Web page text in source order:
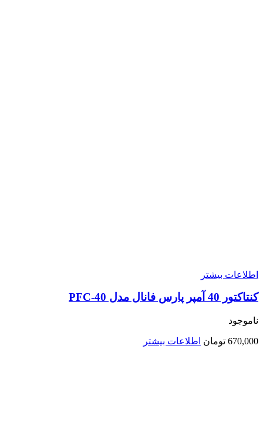
اطلاعات بیشتر
کنتاکتور 40 آمپر پارس فانال مدل PFC-40
ناموجود
670,000 تومان اطلاعات بیشتر